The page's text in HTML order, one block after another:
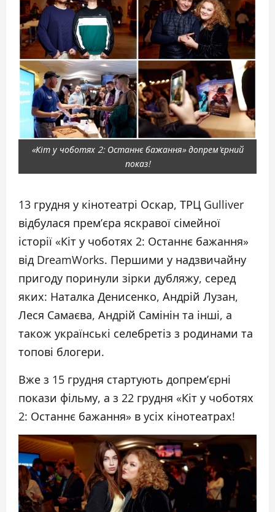
«Кіт у чоботях 2: Останнє бажання» допрем'єрний
показ!
13 грудня у кінотеатрі Оскар, ТРЦ Gulliver
відбулася прем’єра яскравої сімейної
історії «Кіт у чоботях 2: Останнє бажання»
від DreamWorks. Першими у надзвичайну
пригоду поринули зірки дубляжу, серед
яких: Наталка Денисенко, Андрій Лузан,
Леся Самаєва, Андрій Самінін та інші, а
також українські селебретіз з родинами та
топові блогери.
Вже з 15 грудня стартують допрем’єрні
покази фільму, а з 22 грудня «Кіт у чоботях
2: Останнє бажання» в усіх кінотеатрах!